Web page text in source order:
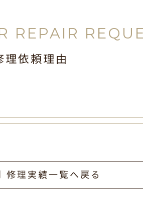
REPAIR
理依頼理由
修理実績一覧へ戻る